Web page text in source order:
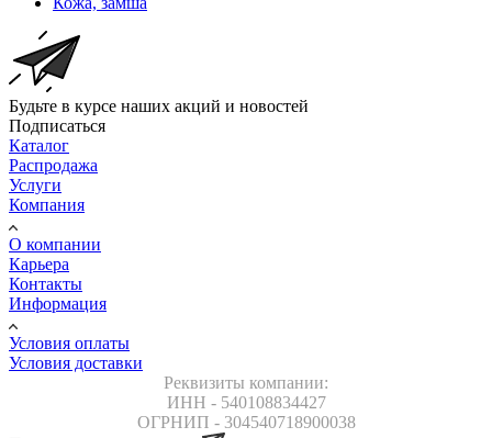
Будьте в курсе наших акций и новостей
Подписаться
Каталог
Распродажа
Услуги
Компания
О компании
Карьера
Контакты
Информация
Условия оплаты
Условия доставки
Реквизиты компании:
ИНН - 540108834427
ОГРНИП - 304540718900038